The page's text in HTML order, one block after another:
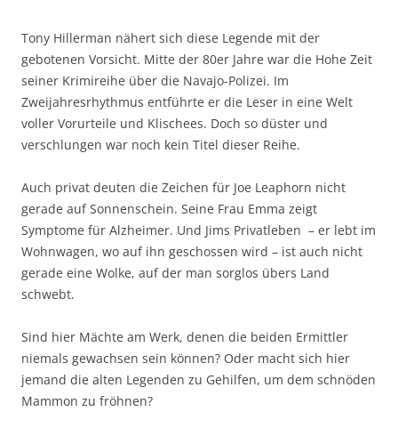
Tony Hillerman nähert sich diese Legende mit der
gebotenen Vorsicht. Mitte der 80er Jahre war die Hohe Zeit
seiner Krimireihe über die Navajo-Polizei. Im
Zweijahresrhythmus entführte er die Leser in eine Welt
voller Vorurteile und Klischees. Doch so düster und
verschlungen war noch kein Titel dieser Reihe.
Auch privat deuten die Zeichen für Joe Leaphorn nicht
gerade auf Sonnenschein. Seine Frau Emma zeigt
Symptome für Alzheimer. Und Jims Privatleben – er lebt im
Wohnwagen, wo auf ihn geschossen wird – ist auch nicht
gerade eine Wolke, auf der man sorglos übers Land
schwebt.
Sind hier Mächte am Werk, denen die beiden Ermittler
niemals gewachsen sein können? Oder macht sich hier
jemand die alten Legenden zu Gehilfen, um dem schnöden
Mammon zu fröhnen?